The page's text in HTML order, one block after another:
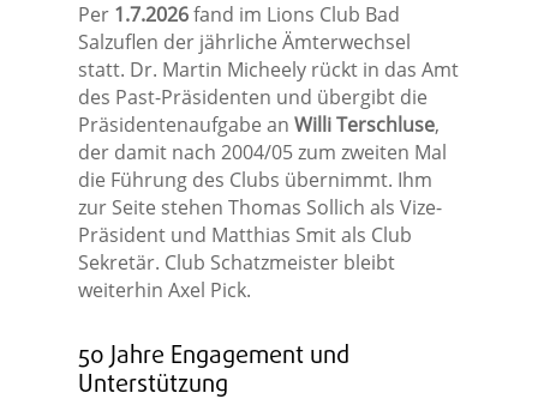
Per 1.7.2026fand im Lions Club Bad
Salzuflen der jährliche Ämterwechsel
statt. Dr. Martin Micheely rückt in das Amt
des Past-Präsidenten und übergibt die
Präsidentenaufgabe an Willi Terschluse,
der damit nach 2004/05 zum zweiten Mal
die Führung des Clubs übernimmt. Ihm
zur Seite stehen Thomas Sollich als Vize-
Präsident und Matthias Smit als Club
Sekretär. Club Schatzmeister bleibt
weiterhin Axel Pick.
50 Jahre Engagement und
Unterstützung